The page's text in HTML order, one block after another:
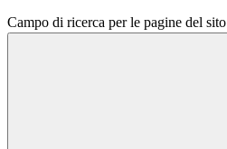
Campo di ricerca per le pagine del sito